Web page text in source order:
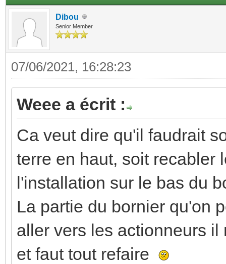
Dibou
Senior Member
07/06/2021, 16:28:23
Weee a écrit :
Ca veut dire qu'il faudrait
terre en haut, soit recabler
l'installation sur le bas du
La partie du bornier qu'on
aller vers les actionneurs
et faut tout refaire